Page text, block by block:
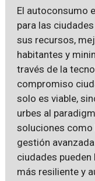
El autoconsumo
para las
sus recursos,
habitantes y
través de la
compromiso
solo es viable,
urbes al
soluciones
gestión
ciudades
más resiliente y